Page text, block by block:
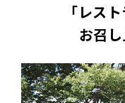
「レス
お召し